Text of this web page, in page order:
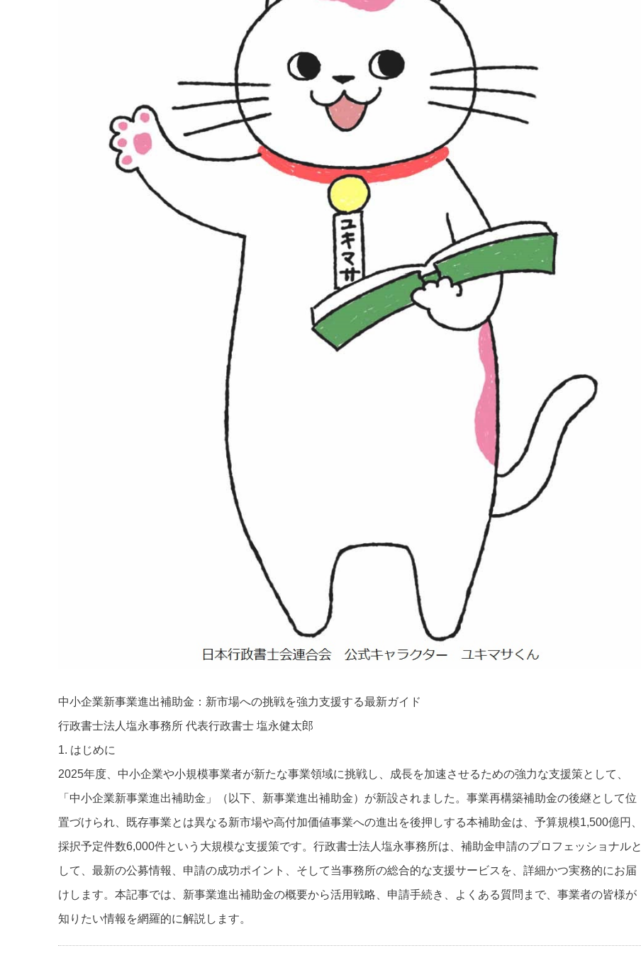
中小企業新事業進出補助金：新市場への挑戦を強力支援する最新ガイド
行政書士法人塩永事務所 代表行政書士 塩永健太郎
1. はじめに
2025年度、中小企業や小規模事業者が新たな事業領域に挑戦し、成長を加速させるための強力な支援策として、
「中小企業新事業進出補助金」（以下、新事業進出補助金）が新設されました。事業再構築補助金の後継として位
置づけられ、既存事業とは異なる新市場や高付加価値事業への進出を後押しする本補助金は、予算規模1,500億円、
採択予定件数6,000件という大規模な支援策です。行政書士法人塩永事務所は、補助金申請のプロフェッショナルと
して、最新の公募情報、申請の成功ポイント、そして当事務所の総合的な支援サービスを、詳細かつ実務的にお届
けします。本記事では、新事業進出補助金の概要から活用戦略、申請手続き、よくある質問まで、事業者の皆様が
知りたい情報を網羅的に解説します。